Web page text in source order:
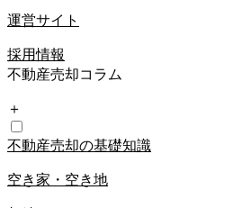
運営サイト
採用情報
不動産売却コラム
＋
不動産売却の基礎知識
空き家・空き地